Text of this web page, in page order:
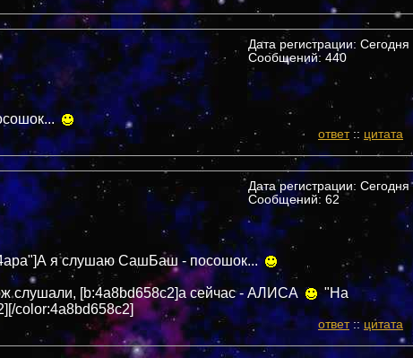
Дата регистрации: Сегодня
Сообщений: 440
ответ:: цитата
Дата регистрации: Сегодня
Сообщений: 62
я слушаю СашБаш - посошок...
слушали, [b:4a8bd658c2]а сейчас - АЛИСА
"На
color:4a8bd658c2]
ответ::цитата